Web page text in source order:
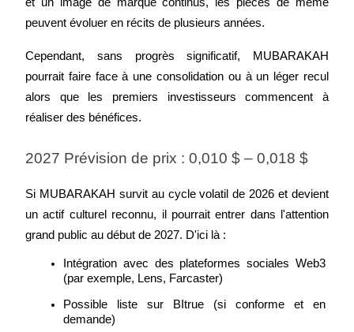
Invitez un ami pour recevoir des récompenses en espèces
Deposit CASHCAT & Win
Exclusive for BitMart Users
et un image de marque continus, les pièces de mème
peuvent évoluer en récits de plusieurs années.
Cependant, sans progrès significatif, MUBARAKAH
pourrait faire face à une consolidation ou à un léger recul
alors que les premiers investisseurs commencent à
réaliser des bénéfices.
2027 Prévision de prix : 0,010 $ – 0,018 $
Si MUBARAKAH survit au cycle volatil de 2026 et devient
un actif culturel reconnu, il pourrait entrer dans l'attention
grand public au début de 2027. D'ici là :
Intégration avec des plateformes sociales Web3
(par exemple, Lens, Farcaster)
Possible liste sur BItrue (si conforme et en
demande)